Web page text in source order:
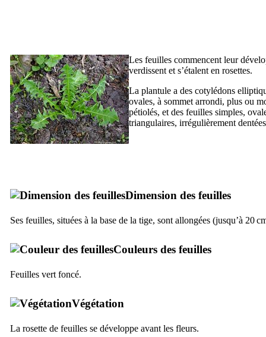
Les feuilles commencent leur
verdissent et s’étalent en rosettes.
La plantule a des cotylédons
ovales, à sommet arrondi, plus ou
pétiolés, et des feuilles simples,
triangulaires, irrégulièrement
Dimension des feuilles
Ses feuilles, situées à la base de la tige, sont allongées (jusqu’à 20
Couleurs des feuilles
Feuilles vert foncé.
Végétation
La rosette de feuilles se développe avant les fleurs.